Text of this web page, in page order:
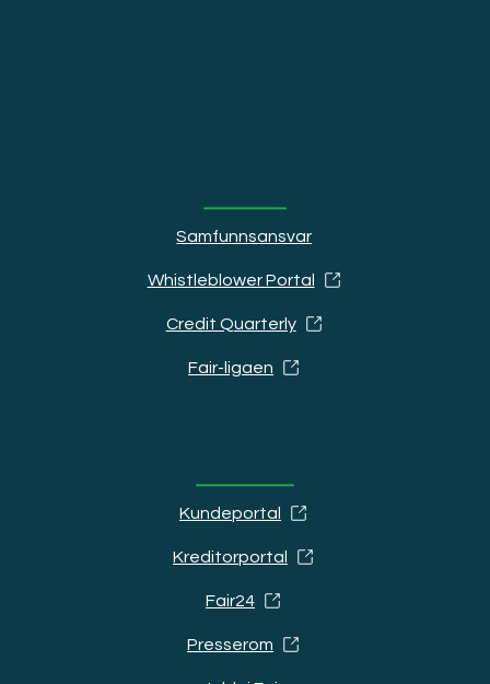
Whistleblower Portal
Samfunnsansvar
Credit Quarterly
Fair-ligaen
Kundeportal
Kreditorportal
Fair24
Presserom